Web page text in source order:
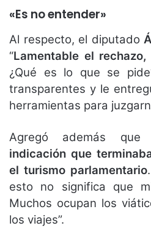
«Es no entender»
Al respecto, el diputado
“Lamentable el
¿Qué es lo que se
transparentes y le
herramientas para
Agregó además que
indicación que
el turismo parlamentario
esto no significa que
Muchos ocupan los
los viajes”.